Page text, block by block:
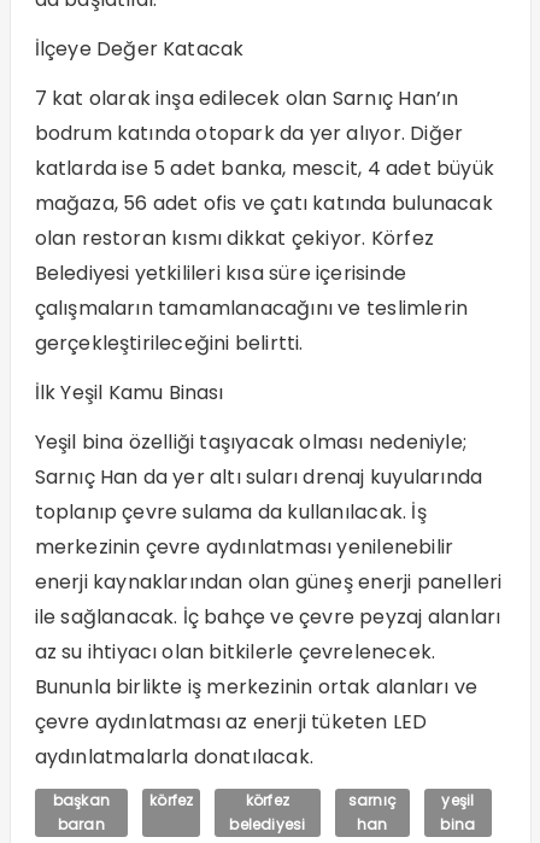
İlçeye Değer Katacak
7 kat olarak inşa edilecek olan Sarnıç Han’ın
bodrum katında otopark da yer alıyor. Diğer
katlarda ise 5 adet banka, mescit, 4 adet büyük
mağaza, 56 adet ofis ve çatı katında bulunacak
olan restoran kısmı dikkat çekiyor. Körfez
Belediyesi yetkilileri kısa süre içerisinde
çalışmaların tamamlanacağını ve teslimlerin
gerçekleştirileceğini belirtti.
İlk Yeşil Kamu Binası
Yeşil bina özelliği taşıyacak olması nedeniyle;
Sarnıç Han da yer altı suları drenaj kuyularında
toplanıp çevre sulama da kullanılacak. İş
merkezinin çevre aydınlatması yenilenebilir
enerji kaynaklarından olan güneş enerji panelleri
ile sağlanacak. İç bahçe ve çevre peyzaj alanları
az su ihtiyacı olan bitkilerle çevrelenecek.
Bununla birlikte iş merkezinin ortak alanları ve
çevre aydınlatması az enerji tüketen LED
aydınlatmalarla donatılacak.
başkan
baran
körfez
körfez
belediyesi
sarnıç
han
yeşil
bina